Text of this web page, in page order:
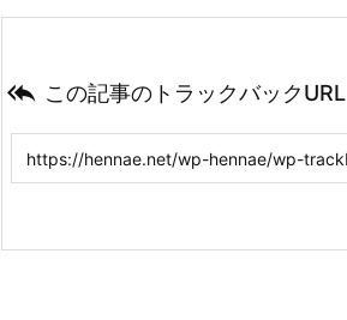
 この記事のトラックバックURL